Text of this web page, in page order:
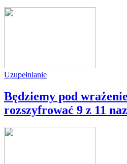
Uzupełnianie
Będziemy pod
rozszyfrować 9 z 11